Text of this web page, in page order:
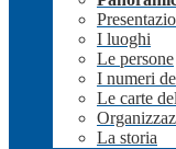
I luoghi
Le persone
I numeri
Le carte
La storia